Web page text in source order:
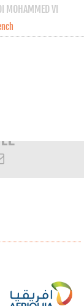
MOHAMMED VI
Email